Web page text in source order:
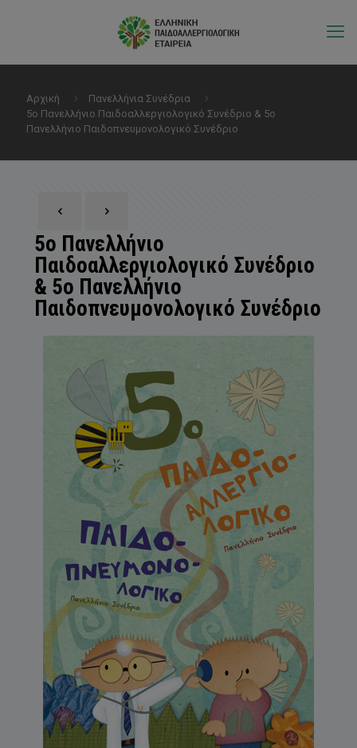
Αρχική
Πανελλήνια Συνέδρια
5ο Πανελλήνιο Παιδοαλλεργιολογικό Συνέδριο & 5ο
Πανελλήνιο Παιδοπνευμονολογικό Συνέδριο
5ο Πανελλήνιο
Παιδοαλλεργιολογικό Συνέδριο
& 5ο Πανελλήνιο
Παιδοπνευμονολογικό Συνέδριο